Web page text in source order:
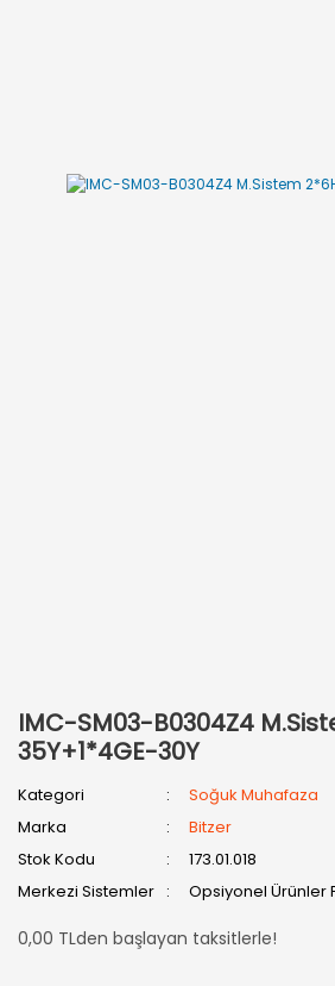
IMC-SM03-B0304Z4
35Y+1*4GE-30Y
Kategori
Soğuk Muhafaza
Marka
Bitzer
Stok Kodu
173.01.018
Merkezi Sistemler
Opsiyonel Ürünler
0,00 TLden başlayan taksitlerle!